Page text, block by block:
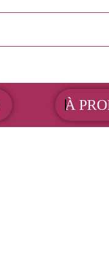
OUVRIR CAVALIER
À